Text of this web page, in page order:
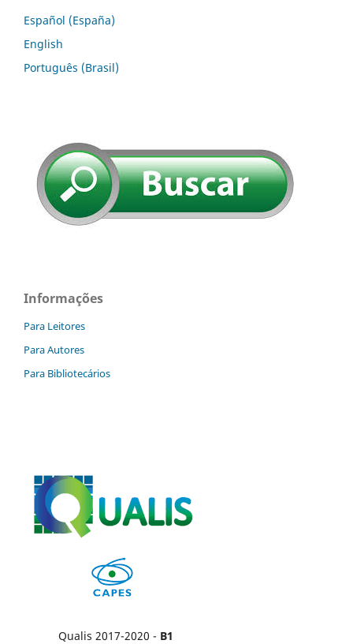
Español (España)
English
Português (Brasil)
Informações
Para Leitores
Para Autores
Para Bibliotecários
Qualis 2017-2020 - B1